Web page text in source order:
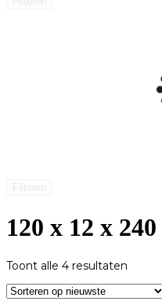
120 x 12 x
Toont alle 4 resultaten